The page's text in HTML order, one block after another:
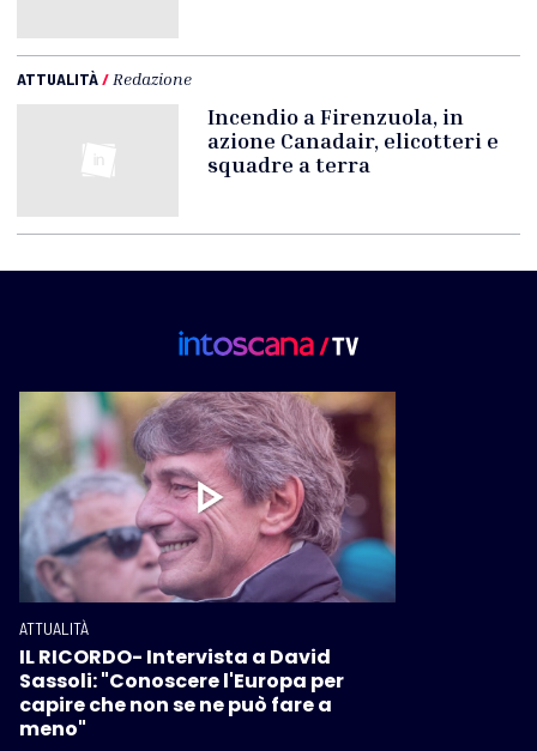
ATTUALITÀ/ Redazione
Incendio a Firenzuola, in
azione Canadair, elicotteri e
squadre a terra
ATTUALITÀ
IL RICORDO- Intervista a David
Sassoli: "Conoscere l'Europa per
capire che non se ne può fare a
meno"